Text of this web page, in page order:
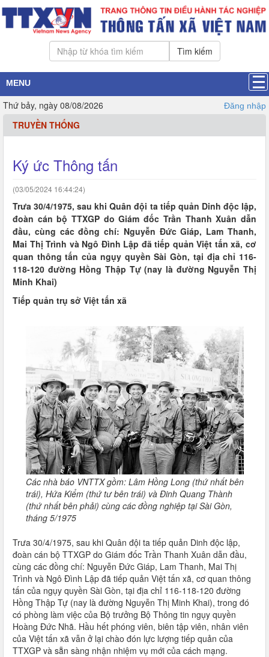
Tìm kiếm
MENU
Thứ bảy, ngày 08/08/2026 Đăng nhập
TRUYỀN THỐNG
Ký ức Thông tấn
(03/05/2024 16:44:24)
Trưa 30/4/1975, sau khi Quân đội ta tiếp quản Dinh độc lập,
đoàn cán bộ TTXGP do Giám đốc Trần Thanh Xuân dẫn
đầu, cùng các đồng chí: Nguyễn Đức Giáp, Lam Thanh,
Mai Thị Trình và Ngô Đình Lập đã tiếp quản Việt tấn xã, cơ
quan thông tấn của ngụy quyền Sài Gòn, tại địa chỉ 116-
118-120 đường Hồng Thập Tự (nay là đường Nguyễn Thị
Minh Khai)
Tiếp quản trụ sở Việt tấn xã
Các nhà báo VNTTX gồm: Lâm Hồng Long (thứ nhất bên
trái), Hứa Kiểm (thứ tư bên trái) và Đinh Quang Thành
(thứ nhất bên phải) cùng các đồng nghiệp tại Sài Gòn,
tháng 5/1975
Trưa 30/4/1975, sau khi Quân đội ta tiếp quản Dinh độc lập,
đoàn cán bộ TTXGP do Giám đốc Trần Thanh Xuân dẫn đầu,
cùng các đồng chí: Nguyễn Đức Giáp, Lam Thanh, Mai Thị
Trình và Ngô Đình Lập đã tiếp quản Việt tấn xã, cơ quan thông
tấn của ngụy quyền Sài Gòn, tại địa chỉ 116-118-120 đường
Hồng Thập Tự (nay là đường Nguyễn Thị Minh Khai), trong đó
có phòng làm việc của Bộ trưởng Bộ Thông tin ngụy quyền
Hoàng Đức Nhã. Hầu hết phóng viên, biên tập viên, nhân viên
của Việt tấn xã vẫn ở lại chào đón lực lượng tiếp quản của
TTXGP và sẵn sàng nhận nhiệm vụ mới của cách mạng.